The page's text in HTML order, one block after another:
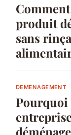
produit
sans
DEMENAGEMENT
Pourquoi